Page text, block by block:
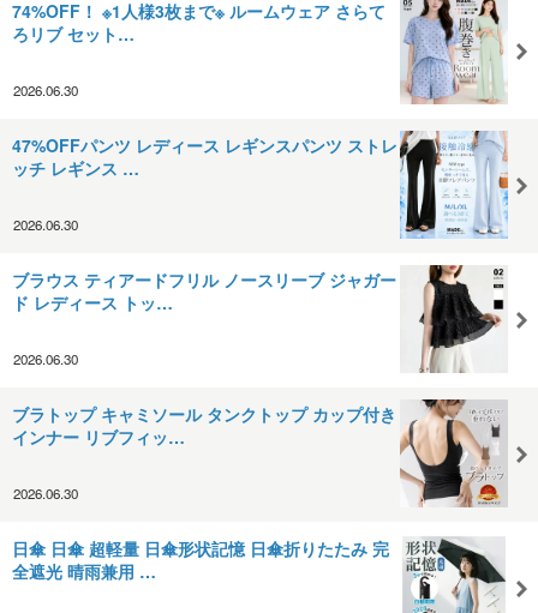
74%OFF！ ※1人様3枚まで※ ルームウェア さらて
ろリブ セット…
2026.06.30
47%OFFパンツ レディース レギンスパンツ ストレ
ッチ レギンス …
2026.06.30
ブラウス ティアードフリル ノースリーブ ジャガー
ド レディース トッ…
2026.06.30
ブラトップ キャミソール タンクトップ カップ付き
インナー リブフィッ…
2026.06.30
日傘 日傘 超軽量 日傘形状記憶 日傘折りたたみ 完
全遮光 晴雨兼用 …